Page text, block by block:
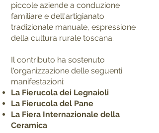
piccole aziende a conduzione
familiare e dell'artigianato
tradizionale manuale, espressione
della cultura rurale toscana.
Il contributo ha sostenuto
l'organizzazione delle seguenti
manifestazioni:
La Fierucola dei Legnaioli
La Fierucola del Pane
La Fiera Internazionale della
Ceramica